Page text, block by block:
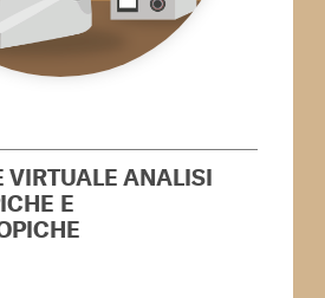
VIRTUALE ANALISI
E